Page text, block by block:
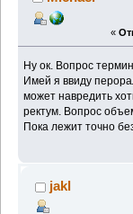
«
Ну ок. Вопрос
Имей я ввиду
может навредить
ректум. Вопрос
Пока лежит точно
jakl